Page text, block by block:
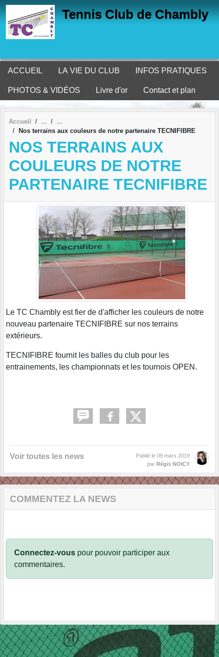
Tennis Club de Chambly
ACCUEIL LA VIE DU CLUB INFOS PRATIQUES
PHOTOS & VIDÉOS Livre d'or Contact et plan
Accueil
Nos terrains aux couleurs de notre partenaire TECNIFIBRE
NOS TERRAINS AUX
COULEURS DE NOTRE
PARTENAIRE TECNIFIBRE
Le TC Chambly est fier de d'afficher les couleurs de notre
nouveau partenaire TECNIFIBRE sur nos terrains
extérieurs.
TECNIFIBRE fournit les balles du club pour les
entrainements, les championnats et les tournois OPEN.
Voir toutes les news Publié le 09 mars 2019
par Régis NOICY
COMMENTEZ LA NEWS
Connectez-vous pour pouvoir participer aux
commentaires.
Panneau de gestion des cookies